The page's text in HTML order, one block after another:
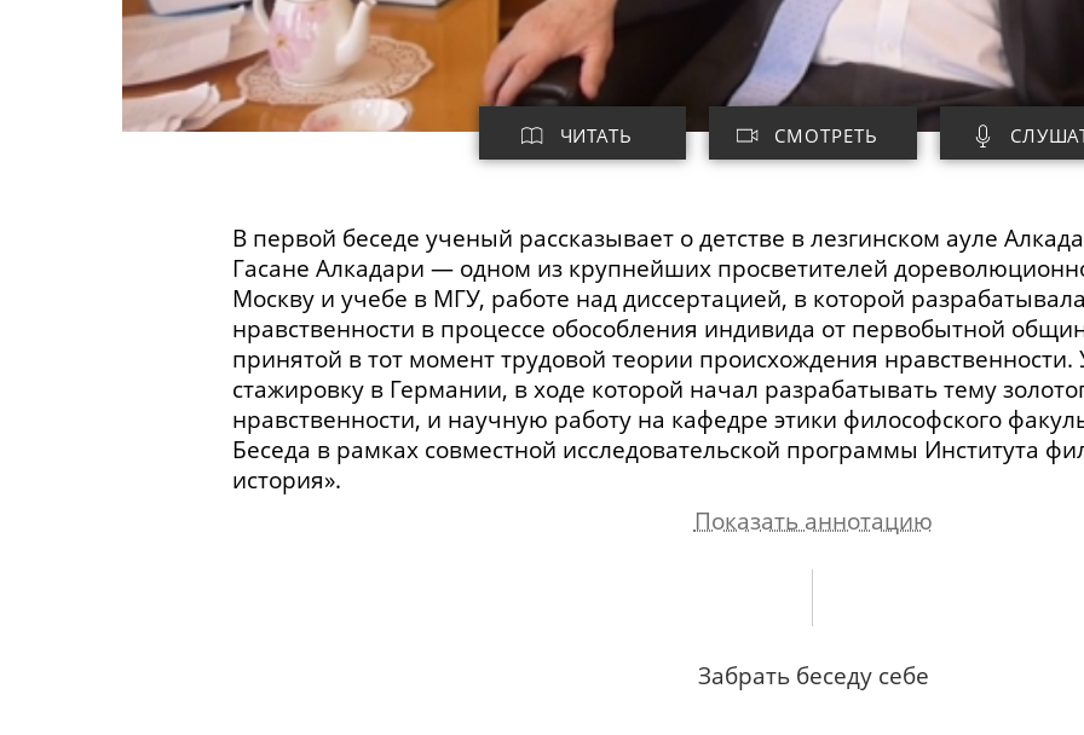
ЧИТАТЬ СМОТРЕТЬ
В первой беседе ученый рассказывает о детстве в лезгинском ауле
Гасане Алкадари — одном из крупнейших просветителей
Москву и учебе в МГУ, работе над диссертацией, в которой
нравственности в процессе обособления индивида от первобытной
принятой в тот момент трудовой теории происхождения
стажировку в Германии, в ходе которой начал разрабатывать тему
нравственности, и научную работу на кафедре этики философского
Беседа в рамках совместной исследовательской программы Института
история».
Об условиях жизни в детстве и своем отношении к ним. О своем
Показать аннотацию
Забрать беседу себе